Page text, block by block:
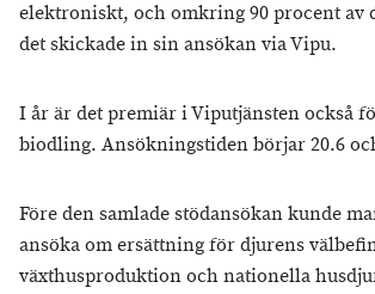
elektroniskt, och omkring 90 procent av
det skickade in sin ansökan via Vipu.
I år är det premiär i Viputjänsten också
biodling. Ansökningstiden börjar 20.6
Före den samlade stödansökan kunde
ansöka om ersättning för djurens
växthusproduktion och nationella